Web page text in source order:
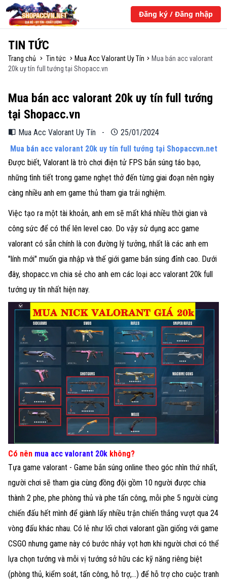
Đăng ký / Đăng nhập
TIN TỨC
Trang chủ Tin tức Mua Acc Valorant Uy Tín
Mua bán acc valorant
20k uy tín full tướng tại Shopacc.vn
Mua bán acc valorant 20k uy tín full tướng
tại Shopacc.vn
Mua Acc Valorant Uy Tín -
25/01/2024
Mua bán acc valorant 20k uy tín full tướng tại Shopaccvn.net
Được biết, Valorant là trò chơi điện tử FPS bắn súng táo bạo,
những tình tiết trong game nghẹt thở đến từng giai đoạn nên ngày
càng nhiều anh em game thủ tham gia trải nghiệm.
Việc tạo ra một tài khoản, anh em sẽ mất khá nhiều thời gian và
công sức để có thể lên level cao. Do vậy sử dụng acc game
valorant có sẵn chính là con đường lý tưởng, nhất là các anh em
"lính mới" muốn gia nhập và thế giới game bắn súng đỉnh cao. Dưới
đây, shopacc.vn chia sẻ cho anh em các loại acc valorant 20k full
tướng uy tín nhất hiện nay.
Có nên mua acc valorant 20k không?
Tựa game valorant - Game bắn súng online theo góc nhìn thứ nhất,
người chơi sẽ tham gia cùng đồng đội gồm 10 người được chia
thành 2 phe, phe phòng thủ và phe tấn công, mỗi phe 5 người cùng
chiến đấu hết mình để giành lấy nhiều trận chiến thắng vượt qua 24
vòng đấu khác nhau. Có lẻ như lối chơi valorant gần giống với game
CSGO nhưng game này có bước nhảy vọt hơn khi người chơi có thể
lựa chọn tướng và mỗi vị tướng sở hữu các kỹ năng riêng biệt
(phòng thủ, kiểm soát, tấn công, hỗ trợ,...) để hỗ trợ cho cuộc tranh